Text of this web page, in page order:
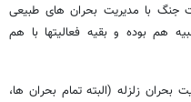
جنگ با مدیریت بحران های طبیعی
هم بوده و بقیه فعالیتها با هم
بحران زلزله (البته تمام بحران ها،